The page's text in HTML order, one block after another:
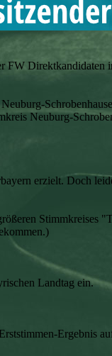
FW
Neuburg-
erzielt. Doch
Stimmkreises
Landtag ein.
Ergebnis